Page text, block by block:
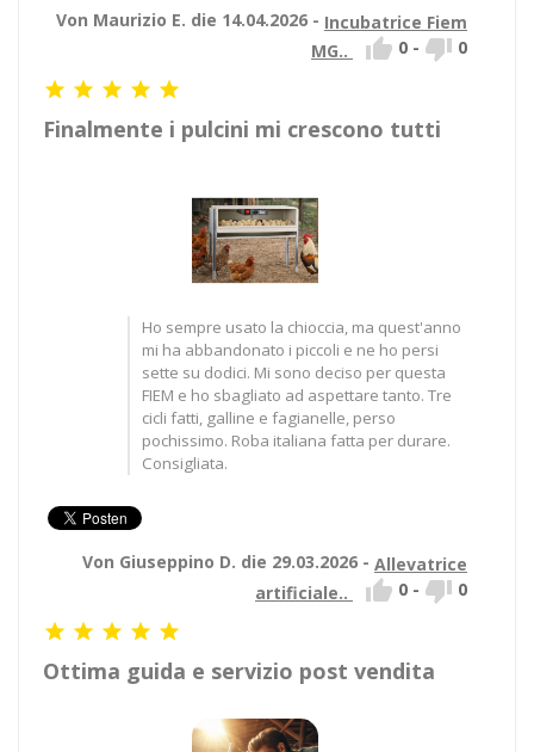
Von Maurizio E. die 14.04.2026 - Incubatrice Fiem
MG..
 0 -  0
    
Finalmente i pulcini mi crescono tutti
Ho sempre usato la chioccia, ma quest'anno
mi ha abbandonato i piccoli e ne ho persi
sette su dodici. Mi sono deciso per questa
FIEM e ho sbagliato ad aspettare tanto. Tre
cicli fatti, galline e fagianelle, perso
pochissimo. Roba italiana fatta per durare.
Consigliata.
Von Giuseppino D. die 29.03.2026 - Allevatrice
artificiale..
 0 -  0
    
Ottima guida e servizio post vendita